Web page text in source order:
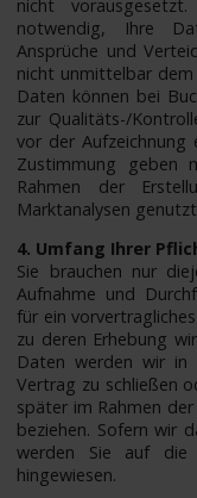
nicht
notwendig, Ihre
Ansprüche und
nicht unmittelbar dem
Daten können bei
zur Qualitäts-/
vor der Aufzeichnung
Zustimmung geben
Rahmen der
Marktanalysen
4. Umfang Ihrer
Sie brauchen nur
Aufnahme und
für ein
zu deren Erhebung
Daten werden wir
Vertrag zu schließen
später im Rahmen
beziehen. Sofern wir
werden Sie auf die
hingewiesen.